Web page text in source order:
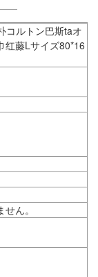
コルトン巴斯taオ
红藤Lサイズ80*16
ん。